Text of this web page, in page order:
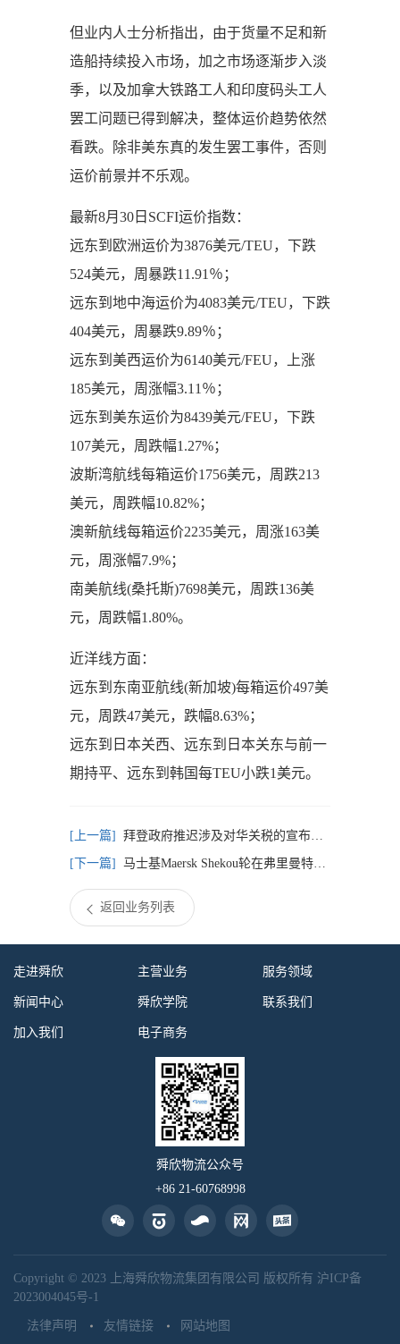
但业内人士分析指出，由于货量不足和新
造船持续投入市场，加之市场逐渐步入淡
季，以及加拿大铁路工人和印度码头工人
罢工问题已得到解决，整体运价趋势依然
看跌。除非美东真的发生罢工事件，否则
运价前景并不乐观。
最新8月30日SCFI运价指数：
远东到欧洲运价为3876美元/TEU，下跌
524美元，周暴跌11.91％；
远东到地中海运价为4083美元/TEU，下跌
404美元，周暴跌9.89％；
远东到美西运价为6140美元/FEU，上涨
185美元，周涨幅3.11％；
远东到美东运价为8439美元/FEU，下跌
107美元，周跌幅1.27%；
波斯湾航线每箱运价1756美元，周跌213
美元，周跌幅10.82%；
澳新航线每箱运价2235美元，周涨163美
元，周涨幅7.9%；
南美航线(桑托斯)7698美元，周跌136美
元，周跌幅1.80%。
近洋线方面：
远东到东南亚航线(新加坡)每箱运价497美
元，周跌47美元，跌幅8.63%；
远东到日本关西、远东到日本关东与前一
期持平、远东到韩国每TEU小跌1美元。
拜登政府推迟涉及对华关税的宣布通知
马士基Maersk Shekou轮在弗里曼特尔港发生撞船事故
返回业务列表
走进舜欣 主营业务 服务领域
新闻中心 舜欣学院 联系我们
加入我们 电子商务
舜欣物流公众号
+86 21-60768998
Copyright © 2023 上海舜欣物流集团有限公司 版权所有 沪ICP备
2023004045号-1
法律声明 友情链接 网站地图